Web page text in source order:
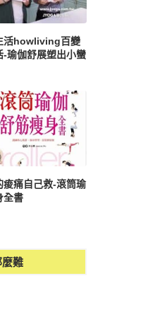
活howliving百變
-瑜伽舒展塑出小蠻
痠痛自己救-滾筒瑜
全書
難